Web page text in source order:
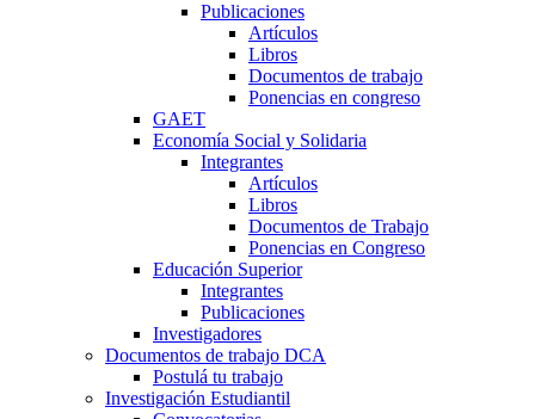
Publicaciones
Artículos
Libros
Documentos de trabajo
Ponencias en congreso
GAET
Economía Social y Solidaria
Integrantes
Artículos
Libros
Documentos de Trabajo
Ponencias en Congreso
Educación Superior
Integrantes
Publicaciones
Investigadores
Documentos de trabajo DCA
Postulá tu trabajo
Investigación Estudiantil